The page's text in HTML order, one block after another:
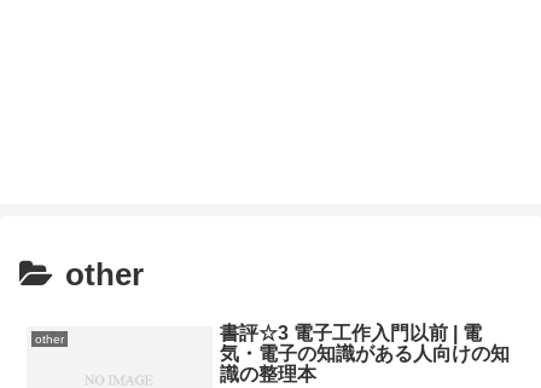
other
other
書評☆3 電子工作入門以前 | 電
気・電子の知識がある人向けの知
識の整理本